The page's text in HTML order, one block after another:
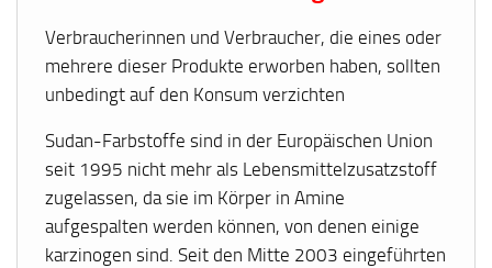
Verbraucherinnen und Verbraucher, die eines oder
mehrere dieser Produkte erworben haben, sollten
unbedingt auf den Konsum verzichten
Sudan-Farbstoffe sind in der Europäischen Union
seit 1995 nicht mehr als Lebensmittelzusatzstoff
zugelassen, da sie im Körper in Amine
aufgespalten werden können, von denen einige
karzinogen sind. Seit den Mitte 2003 eingeführten